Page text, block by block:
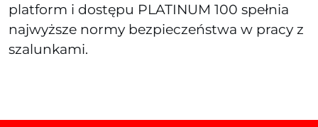
platform i dostępu PLATINUM 100 spełnia
najwyższe normy bezpieczeństwa w pracy z
szalunkami.